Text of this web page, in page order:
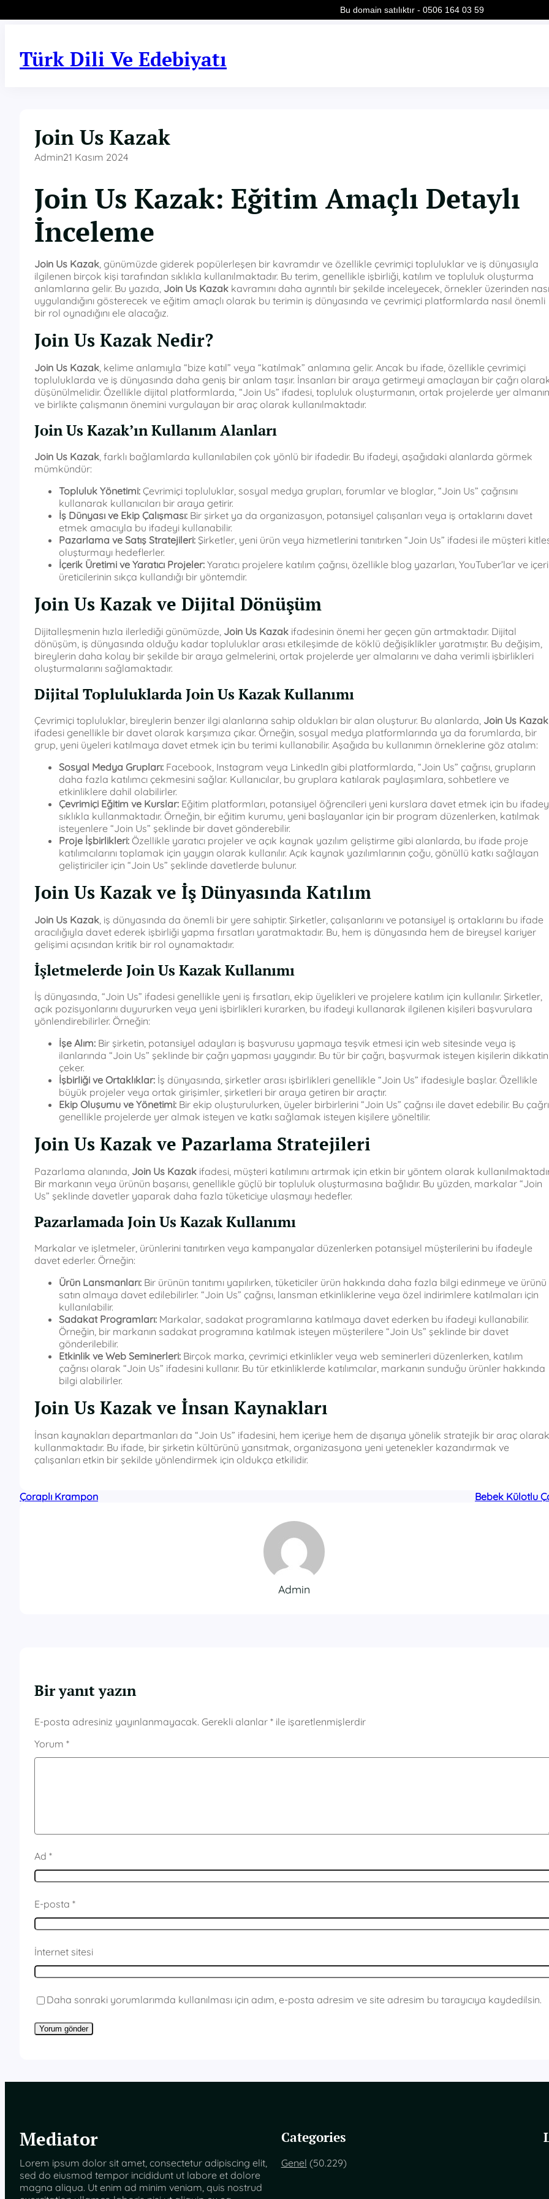
Türk Dili Ve Edebiyatı
Join Us Kazak
Admin21 Kasım 2024
Join Us Kazak: Eğitim Amaçlı Detaylı
İnceleme
Join Us Kazak, günümüzde giderek popülerleşen bir kavramdır ve özellikle çevrimiçi topluluklar ve iş dünyasıyla
ilgilenen birçok kişi tarafından sıklıkla kullanılmaktadır. Bu terim, genellikle işbirliği, katılım ve topluluk oluşturma
anlamlarına gelir. Bu yazıda, Join Us Kazak kavramını daha ayrıntılı bir şekilde inceleyecek, örnekler üzerinden
uygulandığını gösterecek ve eğitim amaçlı olarak bu terimin iş dünyasında ve çevrimiçi platformlarda nasıl önemli
bir rol oynadığını ele alacağız.
Join Us Kazak Nedir?
Join Us Kazak, kelime anlamıyla “bize katıl” veya “katılmak” anlamına gelir. Ancak bu ifade, özellikle çevrimiçi
topluluklarda ve iş dünyasında daha geniş bir anlam taşır. İnsanları bir araya getirmeyi amaçlayan bir çağrı
düşünülmelidir. Özellikle dijital platformlarda, “Join Us” ifadesi, topluluk oluşturmanın, ortak projelerde yer almanın
ve birlikte çalışmanın önemini vurgulayan bir araç olarak kullanılmaktadır.
Join Us Kazak’ın Kullanım Alanları
Join Us Kazak, farklı bağlamlarda kullanılabilen çok yönlü bir ifadedir. Bu ifadeyi, aşağıdaki alanlarda görmek
mümkündür:
Topluluk Yönetimi: Çevrimiçi topluluklar, sosyal medya grupları, forumlar ve bloglar, “Join Us” çağrısını
kullanarak kullanıcıları bir araya getirir.
İş Dünyası ve Ekip Çalışması: Bir şirket ya da organizasyon, potansiyel çalışanları veya iş ortaklarını davet
etmek amacıyla bu ifadeyi kullanabilir.
Pazarlama ve Satış Stratejileri: Şirketler, yeni ürün veya hizmetlerini tanıtırken “Join Us” ifadesi ile müşteri
oluşturmayı hedeflerler.
İçerik Üretimi ve Yaratıcı Projeler: Yaratıcı projelere katılım çağrısı, özellikle blog yazarları, YouTuber’lar ve
üreticilerinin sıkça kullandığı bir yöntemdir.
Join Us Kazak ve Dijital Dönüşüm
Dijitalleşmenin hızla ilerlediği günümüzde, Join Us Kazak ifadesinin önemi her geçen gün artmaktadır. Dijital
dönüşüm, iş dünyasında olduğu kadar topluluklar arası etkileşimde de köklü değişiklikler yaratmıştır. Bu değişim,
bireylerin daha kolay bir şekilde bir araya gelmelerini, ortak projelerde yer almalarını ve daha verimli işbirlikleri
oluşturmalarını sağlamaktadır.
Dijital Topluluklarda Join Us Kazak Kullanımı
Çevrimiçi topluluklar, bireylerin benzer ilgi alanlarına sahip oldukları bir alan oluşturur. Bu alanlarda, Join Us Kazak
ifadesi genellikle bir davet olarak karşımıza çıkar. Örneğin, sosyal medya platformlarında ya da forumlarda, bir
grup, yeni üyeleri katılmaya davet etmek için bu terimi kullanabilir. Aşağıda bu kullanımın örneklerine göz atalım:
Sosyal Medya Grupları: Facebook, Instagram veya LinkedIn gibi platformlarda, “Join Us” çağrısı, grupların
daha fazla katılımcı çekmesini sağlar. Kullanıcılar, bu gruplara katılarak paylaşımlara, sohbetlere ve
etkinliklere dahil olabilirler.
Çevrimiçi Eğitim ve Kurslar: Eğitim platformları, potansiyel öğrencileri yeni kurslara davet etmek için bu
sıklıkla kullanmaktadır. Örneğin, bir eğitim kurumu, yeni başlayanlar için bir program düzenlerken, katılmak
isteyenlere “Join Us” şeklinde bir davet gönderebilir.
Proje İşbirlikleri: Özellikle yaratıcı projeler ve açık kaynak yazılım geliştirme gibi alanlarda, bu ifade proje
katılımcılarını toplamak için yaygın olarak kullanılır. Açık kaynak yazılımlarının çoğu, gönüllü katkı sağlayan
geliştiriciler için “Join Us” şeklinde davetlerde bulunur.
Join Us Kazak ve İş Dünyasında Katılım
Join Us Kazak, iş dünyasında da önemli bir yere sahiptir. Şirketler, çalışanlarını ve potansiyel iş ortaklarını bu ifade
aracılığıyla davet ederek işbirliği yapma fırsatları yaratmaktadır. Bu, hem iş dünyasında hem de bireysel kariyer
gelişimi açısından kritik bir rol oynamaktadır.
İşletmelerde Join Us Kazak Kullanımı
İş dünyasında, “Join Us” ifadesi genellikle yeni iş fırsatları, ekip üyelikleri ve projelere katılım için kullanılır. Şirketler,
açık pozisyonlarını duyururken veya yeni işbirlikleri kurarken, bu ifadeyi kullanarak ilgilenen kişileri başvurulara
yönlendirebilirler. Örneğin:
İşe Alım: Bir şirketin, potansiyel adayları iş başvurusu yapmaya teşvik etmesi için web sitesinde veya iş
ilanlarında “Join Us” şeklinde bir çağrı yapması yaygındır. Bu tür bir çağrı, başvurmak isteyen kişilerin
çeker.
İşbirliği ve Ortaklıklar: İş dünyasında, şirketler arası işbirlikleri genellikle “Join Us” ifadesiyle başlar. Özellikle
büyük projeler veya ortak girişimler, şirketleri bir araya getiren bir araçtır.
Ekip Oluşumu ve Yönetimi: Bir ekip oluşturulurken, üyeler birbirlerini “Join Us” çağrısı ile davet edebilir. Bu
genellikle projelerde yer almak isteyen ve katkı sağlamak isteyen kişilere yöneltilir.
Join Us Kazak ve Pazarlama Stratejileri
Pazarlama alanında, Join Us Kazak ifadesi, müşteri katılımını artırmak için etkin bir yöntem olarak
Bir markanın veya ürünün başarısı, genellikle güçlü bir topluluk oluşturmasına bağlıdır. Bu yüzden, markalar “Join
Us” şeklinde davetler yaparak daha fazla tüketiciye ulaşmayı hedefler.
Pazarlamada Join Us Kazak Kullanımı
Markalar ve işletmeler, ürünlerini tanıtırken veya kampanyalar düzenlerken potansiyel müşterilerini bu ifadeyle
davet ederler. Örneğin:
Ürün Lansmanları: Bir ürünün tanıtımı yapılırken, tüketiciler ürün hakkında daha fazla bilgi edinmeye ve ürünü
satın almaya davet edilebilirler. “Join Us” çağrısı, lansman etkinliklerine veya özel indirimlere katılmaları için
kullanılabilir.
Sadakat Programları: Markalar, sadakat programlarına katılmaya davet ederken bu ifadeyi kullanabilir.
Örneğin, bir markanın sadakat programına katılmak isteyen müşterilere “Join Us” şeklinde bir davet
gönderilebilir.
Etkinlik ve Web Seminerleri: Birçok marka, çevrimiçi etkinlikler veya web seminerleri düzenlerken, katılım
çağrısı olarak “Join Us” ifadesini kullanır. Bu tür etkinliklerde katılımcılar, markanın sunduğu ürünler hakkında
bilgi alabilirler.
Join Us Kazak ve İnsan Kaynakları
İnsan kaynakları departmanları da “Join Us” ifadesini, hem içeriye hem de dışarıya yönelik stratejik bir araç olarak
kullanmaktadır. Bu ifade, bir şirketin kültürünü yansıtmak, organizasyona yeni yetenekler kazandırmak ve
çalışanları etkin bir şekilde yönlendirmek için oldukça etkilidir.
Çoraplı Krampon Bebek Külotlu
Admin
Bir yanıt yazın
E-posta adresiniz yayınlanmayacak. Gerekli alanlar * ile işaretlenmişlerdir
Yorum *
Ad *
E-posta *
İnternet sitesi
Daha sonraki yorumlarımda kullanılması için adım, e-posta adresim ve site adresim bu tarayıcıya kaydedilsin.
Mediator
Lorem ipsum dolor sit amet, consectetur adipiscing elit,
sed do eiusmod tempor incididunt ut labore et dolore
magna aliqua. Ut enim ad minim veniam, quis nostrud
Categories
Genel (50.229)
Bu domain satılıktır - 0506 164 03 59